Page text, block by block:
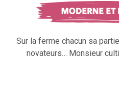
Sur la ferme chacun sa
novateurs… Monsieur